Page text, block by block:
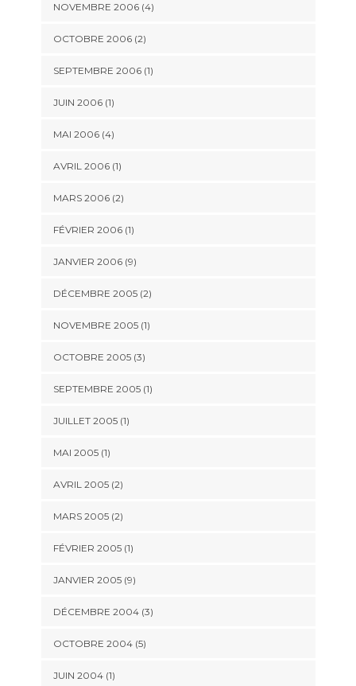
NOVEMBRE 2006 (4)
OCTOBRE 2006 (2)
SEPTEMBRE 2006 (1)
JUIN 2006 (1)
MAI 2006 (4)
AVRIL 2006 (1)
MARS 2006 (2)
FÉVRIER 2006 (1)
JANVIER 2006 (9)
DÉCEMBRE 2005 (2)
NOVEMBRE 2005 (1)
OCTOBRE 2005 (3)
SEPTEMBRE 2005 (1)
JUILLET 2005 (1)
MAI 2005 (1)
AVRIL 2005 (2)
MARS 2005 (2)
FÉVRIER 2005 (1)
JANVIER 2005 (9)
DÉCEMBRE 2004 (3)
OCTOBRE 2004 (5)
JUIN 2004 (1)